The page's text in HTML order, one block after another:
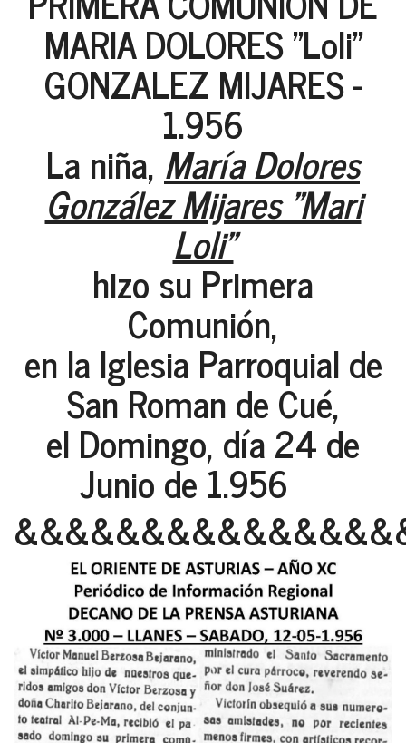
MARIA DOLORES "Loli"
GONZALEZ MIJARES -
1.956
La niña,María Dolores
González Mijares "Mari
Loli"
hizo su Primera
Comunión,
en la Iglesia Parroquial de
San Roman de Cué,
el Domingo, día 24 de
Junio de 1.956